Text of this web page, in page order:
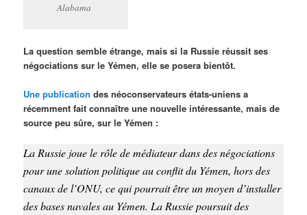
Alabama
La question semble étrange, mais si la Russie réussit ses
négociations sur le Yémen, elle se posera bientôt.
Une publication des néoconservateurs états-uniens a
récemment fait connaître une nouvelle intéressante, mais de
source peu sûre, sur le Yémen :
La Russie joue le rôle de médiateur dans des négociations
pour une solution politique au conflit du Yémen, hors des
canaux de l’ONU, ce qui pourrait être un moyen d’installer
des bases navales au Yémen. La Russie poursuit des